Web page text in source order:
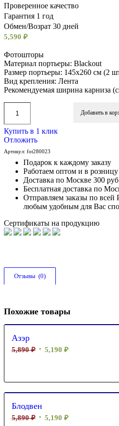
Проверенное качество
Гарантия 1 год
Обмен/Возрат 30 дней
5,590 ₽
Фотошторы
Материал портьеры: Blackout
Размер портьеры: 145х260 см (2
Вид крепления: Лента
Рекомендуемая ширина карниза
Добавить в
Купить в 1 клик
Отложить
Артикул: fot280023
Подарок к каждому заказу
Работаем оптом и в розницу
Доставка по Москве 300 руб
Бесплатная доставка по
Отправляем заказы по
любым удобным для Вас
Сертификаты на продукцию
Отзывы  (0)
Похожие товары
Азэр
5,890₽ 5,190 ₽
Блодвен
5,890₽ 5,190 ₽